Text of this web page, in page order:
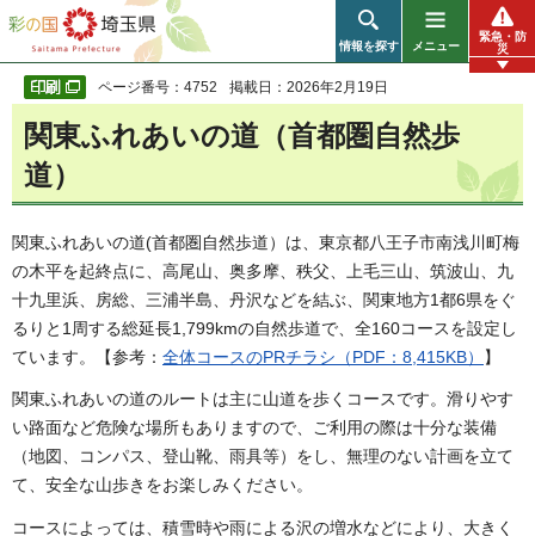
彩の国 埼玉県
情報を探す メニュー
緊急・防
災
ページ番号：4752 掲載日：2026年2月19日
関東ふれあいの道（首都圏自然歩
道）
関東ふれあいの道(首都圏自然歩道）は、東京都八王子市南浅川町梅
の木平を起終点に、高尾山、奥多摩、秩父、上毛三山、筑波山、九
十九里浜、房総、三浦半島、丹沢などを結ぶ、関東地方1都6県をぐ
るりと1周する総延長1,799kmの自然歩道で、全160コースを設定し
ています。【参考： 全体コースのPRチラシ（PDF：8,415KB） 】
関東ふれあいの道のルートは主に山道を歩くコースです。滑りやす
い路面など危険な場所もありますので、ご利用の際は十分な装備
（地図、コンパス、登山靴、雨具等）をし、無理のない計画を立て
て、安全な山歩きをお楽しみください。
コースによっては、積雪時や雨による沢の増水などにより、大きく